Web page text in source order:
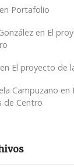
en Portafolio
en El
en El proyecto de
Campuzano en
de Centro